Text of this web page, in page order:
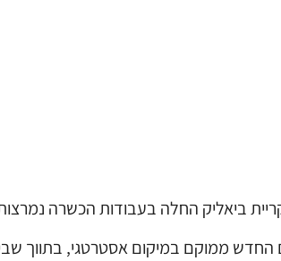
ביאליק החלה בעבודות הכשרה